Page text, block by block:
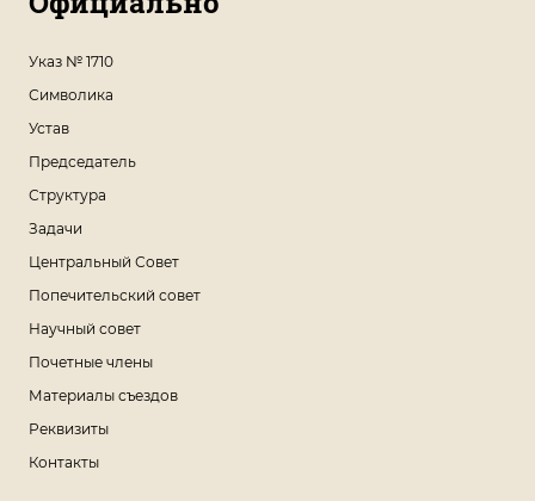
Указ № 1710
Символика
Устав
Председатель
Структура
Задачи
Центральный Совет
Попечительский совет
Научный совет
Почетные члены
Материалы съездов
Реквизиты
Контакты